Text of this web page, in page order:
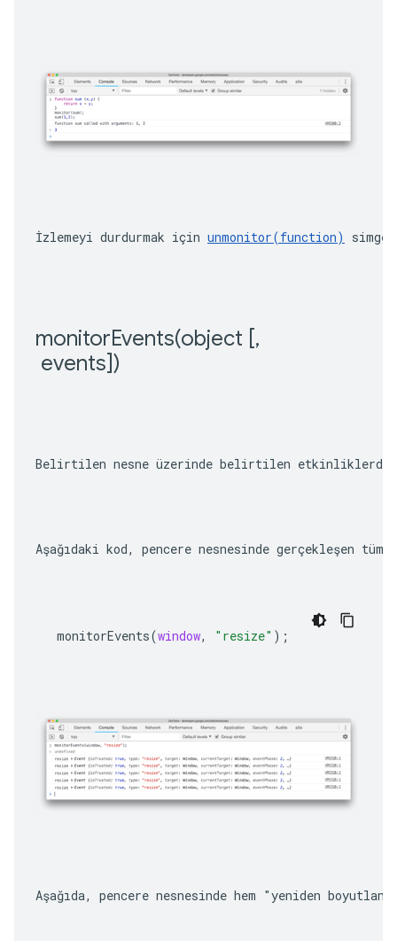
İzlemeyi durdurmak için unmonitor(function)
monitorEvents(object [,
events])
Belirtilen nesne üzerinde belirtilen
Aşağıdaki kod, pencere nesnesinde gerçekleşen
monitorEvents(window, "resize" );
Aşağıda, pencere nesnesinde hem "yeniden